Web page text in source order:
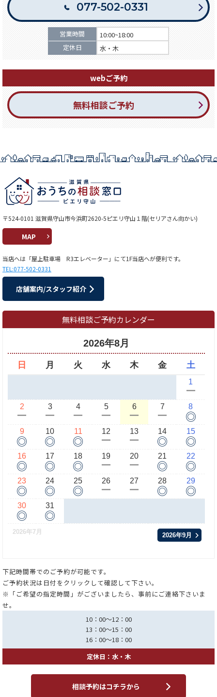
077-502-0331
営業時間
10:00~18:00
定休日
水・木
webご予約
無料相談ご予約
〒524-0101 滋賀県守山市今浜町2620-5ピエリ守山１階(セリアさん向かい)
MAP
当店へは「屋上駐車場 R3エレベーター」にて1F当店へが便利です。
TEL:077-502-0331
店舗案内/スタッフ紹介
無料相談ご予約カレンダー
2026年8月
日 月 火 水 木 金 土
1
ー
2
ー
3
ー
4
ー
5
ー
6
ー
7
ー
8
◎
9
◎
10
◎
11
◎
12
ー
13
ー
14
◎
15
◎
16
◎
17
◎
18
◎
19
ー
20
ー
21
◎
22
◎
23
◎
24
◎
25
◎
26
ー
27
ー
28
◎
29
◎
30
◎
31
◎
2026年7月 2026年9月
下記時間帯でのご予約が可能です。
ご予約状況は日付をクリックして確認して下さい。
※「ご希望の指定時間」がございましたら、事前にご連絡下さいま
せ。
10：00～12：00
13：00～15：00
16：00～18：00
定休日：水・木
相談予約はコチラから